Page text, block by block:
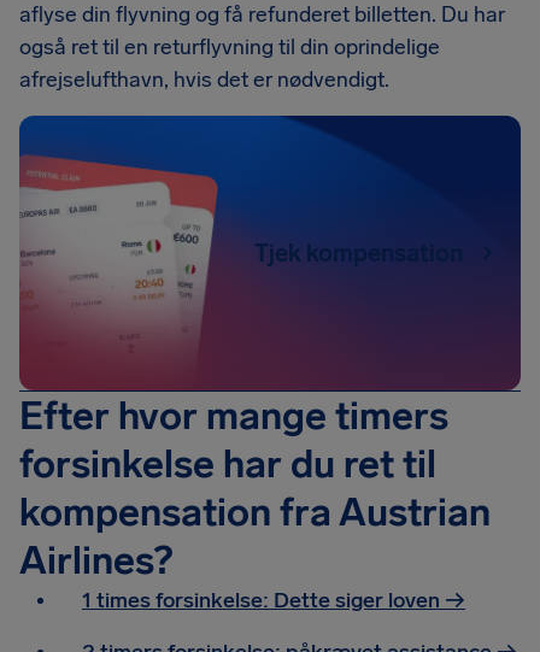
aflyse din flyvning og få refunderet billetten. Du har
også ret til en returflyvning til din oprindelige
afrejselufthavn, hvis det er nødvendigt.
Tjek kompensation
Efter hvor mange timers
forsinkelse har du ret til
kompensation fra Austrian
Airlines?
1 times forsinkelse: Dette siger loven →